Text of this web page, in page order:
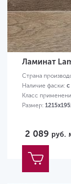
Ламинат
Страна
Наличие фаски: с
Класс
Размер:
2 089 руб.